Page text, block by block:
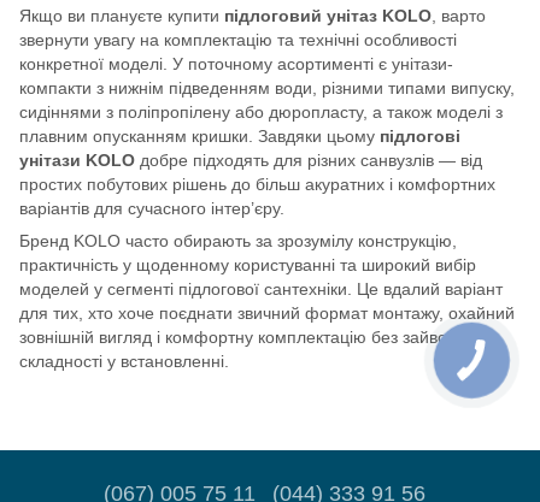
Якщо ви плануєте купити підлоговий унітаз KOLO , варто
звернути увагу на комплектацію та технічні особливості
конкретної моделі. У поточному асортименті є унітази-
компакти з нижнім підведенням води, різними типами випуску,
сидіннями з поліпропілену або дюропласту, а також моделі з
плавним опусканням кришки. Завдяки цьому підлогові
унітази KOLO добре підходять для різних санвузлів — від
простих побутових рішень до більш акуратних і комфортних
варіантів для сучасного інтер’єру.
Бренд KOLO часто обирають за зрозумілу конструкцію,
практичність у щоденному користуванні та широкий вибір
моделей у сегменті підлогової сантехніки. Це вдалий варіант
для тих, хто хоче поєднати звичний формат монтажу, охайний
зовнішній вигляд і комфортну комплектацію без зайвої
складності у встановленні.
(067) 005 75 11 (044) 333 91 56